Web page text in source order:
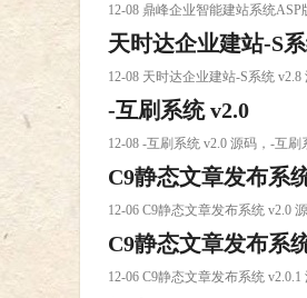
12-08 鼎峰企业智能建站系统
天时达企业建站-S
12-08 天时达企业建站-S系统
-互刷系统 v2.0
12-08 -互刷系统 v2.0 源码，-互
C9静态文章发布系
12-06 C9静态文章发布系统 v2.0
C9静态文章发布系
12-06 C9静态文章发布系统